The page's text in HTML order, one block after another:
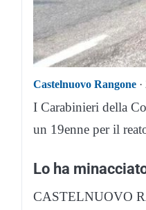
Castelnuovo Rangone
I Carabinieri della
un 19enne per il
Lo ha
CASTELNUOVO